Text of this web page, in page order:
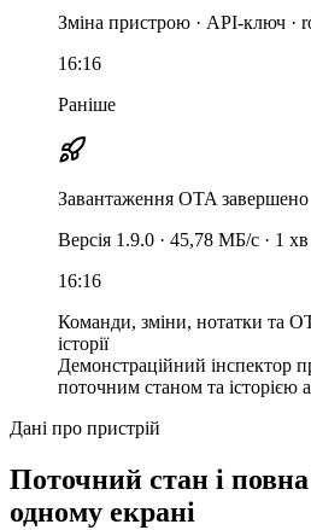
Зміна пристрою · API-ключ ·
16:16
Раніше
Завантаження OTA завершено
Версія 1.9.0 · 45,78 МБ/с · 1
16:16
Команди, зміни, нотатки та
історії
Демонстраційний інспектор
поточним станом та історією
Дані про пристрій
Поточний стан і повна
одному екрані